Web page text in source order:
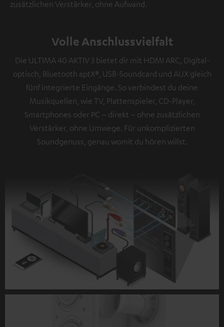
zusätzlichen Verstärker, ohne Aufwand.
Volle Anschlussvielfalt
Die ULTIMA 40 AKTIV 3 bietet dir mit HDMI ARC, Digital-
optisch, Bluetooth aptX®, USB-Soundcard und AUX gleich
fünf integrierte Eingänge. So verbindest du deine
Musikquellen, wie TV, Plattenspieler, CD-Player,
Smartphones oder PC – direkt – ohne zusätzlichen
Verstärker, ohne Umwege. Für unkomplizierten
Soundgenuss, genau womit du hören willst.